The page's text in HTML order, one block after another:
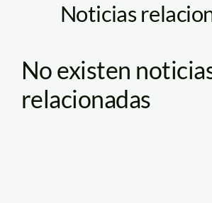
Noticias
No existen
relacionadas